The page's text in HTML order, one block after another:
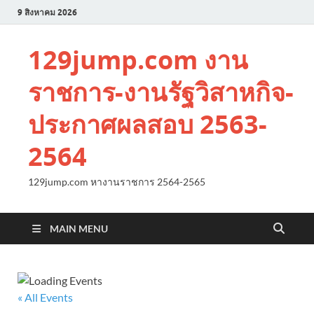
9 สิงหาคม 2026
129jump.com งาน
ราชการ-งานรัฐวิสาหกิจ-
ประกาศผลสอบ 2563-
2564
129jump.com หางานราชการ 2564-2565
MAIN MENU
« All Events